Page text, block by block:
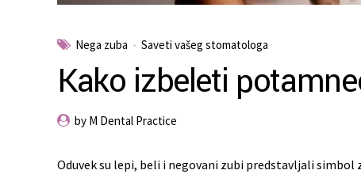
Nega zuba Saveti vašeg stomatologa
Kako izbeleti
by M Dental Practice
Oduvek su lepi, beli i negovani zubi predstavljali